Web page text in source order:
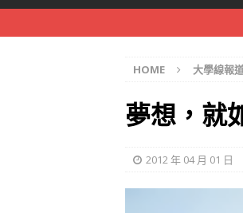
HOME 大學線報
夢想，就
2012 年 04 月 01 日